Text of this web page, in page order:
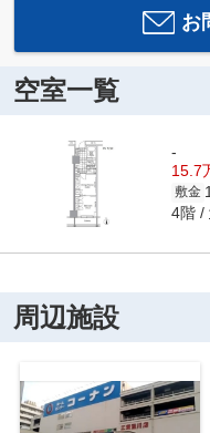
お
空室一覧
-
15.7
敷金
4階
周辺施設